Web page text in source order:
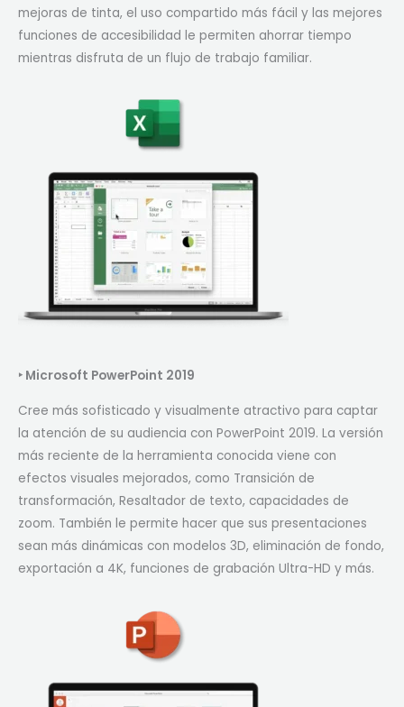
mejoras de tinta, el uso compartido más fácil y las mejores
funciones de accesibilidad le permiten ahorrar tiempo
mientras disfruta de un flujo de trabajo familiar.
‣ Microsoft PowerPoint 2019
Cree más sofisticado y visualmente atractivo para captar
la atención de su audiencia con PowerPoint 2019. La versión
más reciente de la herramienta conocida viene con
efectos visuales mejorados, como Transición de
transformación, Resaltador de texto, capacidades de
zoom. También le permite hacer que sus presentaciones
sean más dinámicas con modelos 3D, eliminación de fondo,
exportación a 4K, funciones de grabación Ultra-HD y más.